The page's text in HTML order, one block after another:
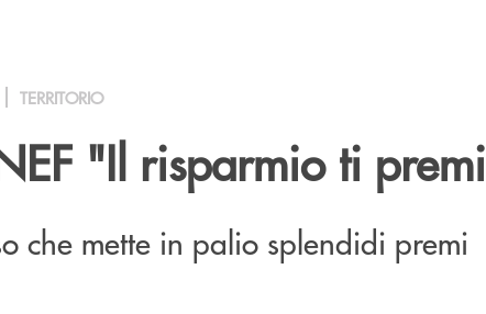
TERRITORIO
"Il risparmio ti
che mette in palio splendidi premi